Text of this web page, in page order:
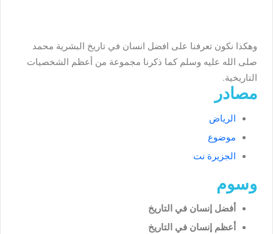
وهكذا نكون تعرفنا على افضل انسان في تاريخ البشرية محمد
صلى الله عليه وسلم كما ذكرنا مجموعة من أعظم الشخصيات
التاريخية.
مصادر
الرياض
موضوع
الجزيرة نت
وسوم
أفضل إنسان في التاريخ
أعظم إنسان في التاريخ